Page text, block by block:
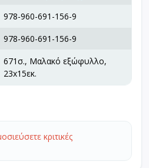
978-960-691-156-9
978-960-691-156-9
671σ., Μαλακό εξώφυλλο,
23x15εκ.
κριτικές